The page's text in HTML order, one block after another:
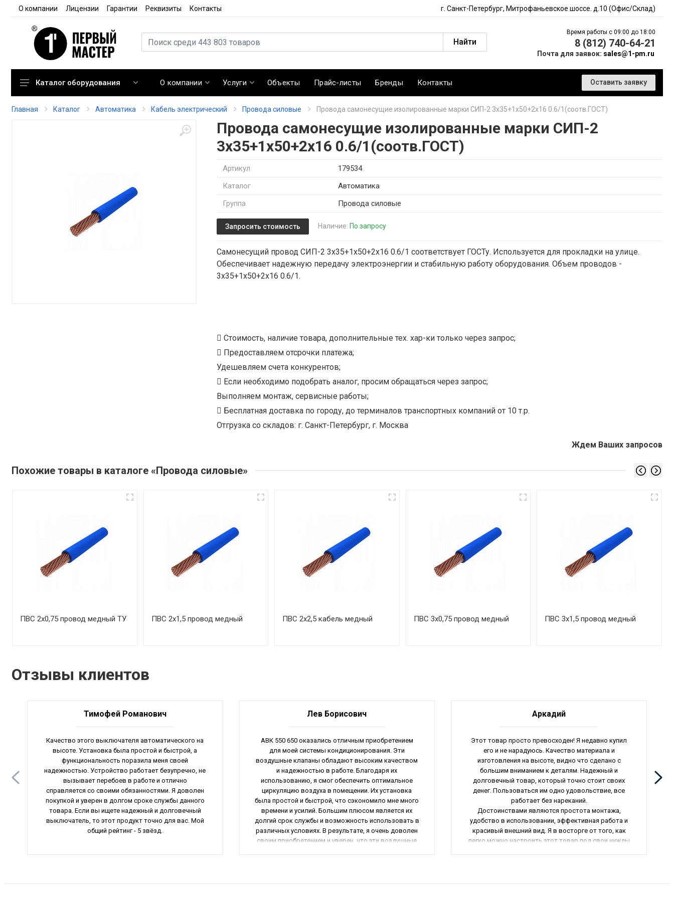
О компании Лицензии Гарантии Реквизиты Контакты г. Санкт-Петербург, Митрофаньевское шоссе. д.10 (Офис/Склад)
Найти
Время работы с 09:00 до 18:00
8 (812) 740-64-21
Почта для заявок: sales@1-pm.ru
Кондиционирование
Каталог оборудования О компании Услуги Объекты Прайс-листы Бренды Контакты Оставить заявку
Главная Каталог Автоматика Кабель электрический Провода силовые Провода самонесущие изолированные марки СИП-2 3х35+1х50+2х16 0.6/1(соотв.ГОСТ)
Провода самонесущие изолированные марки СИП-2
3х35+1х50+2х16 0.6/1(соотв.ГОСТ)
Артикул
179534
Каталог
Автоматика
Группа
Провода силовые
Запросить стоимость Наличие: По запросу
Самонесущий провод СИП-2 3х35+1х50+2х16 0.6/1 соответствует ГОСТу. Используется для прокладки на улице.
Обеспечивает надежную передачу электроэнергии и стабильную работу оборудования. Объем проводов -
3х35+1х50+2х16 0.6/1.
Стоимость, наличие товара, дополнительные тех. хар-ки только через запрос;
Предоставляем отсрочки платежа;
Удешевляем счета конкурентов;
Если необходимо подобрать аналог, просим обращаться через запрос;
Выполняем монтаж, сервисные работы;
Бесплатная доставка по городу, до терминалов транспортных компаний от 10 т.р.
Отгрузка со складов: г. Санкт-Петербург, г. Москва
Ждем Ваших запросов
Похожие товары в каталоге «Провода силовые»
ПВС 2х0,75 провод медный ТУ ПВС 2х1,5 провод медный ПВС 2х2,5 кабель медный ПВС 3х0,75 провод медный ПВС 3х1,5 провод медный
Отзывы клиентов
Тимофей Романович
Качество этого выключателя автоматического на
высоте. Установка была простой и быстрой, а
функциональность поразила меня своей
надежностью. Устройство работает безупречно, не
вызывает перебоев в работе и отлично
справляется со своими обязанностями. Я доволен
покупкой и уверен в долгом сроке службы данного
товара. Если вы ищете надежный и долговечный
выключатель, то этот продукт точно для вас. Мой
общий рейтинг - 5 звёзд.
Лев Борисович
АВК 550 650 оказались отличным приобретением
для моей системы кондиционирования. Эти
воздушные клапаны обладают высоким качеством
и надежностью в работе. Благодаря их
использованию, я смог обеспечить оптимальное
циркуляцию воздуха в помещении. Их установка
была простой и быстрой, что сэкономило мне много
времени и усилий. Большим плюсом является их
долгий срок службы и возможность использовать в
различных условиях. В результате, я очень доволен
своим приобретением и уверен, что эти воздушные
Аркадий
Этот товар просто превосходен! Я недавно купил
его и не нарадуюсь. Качество материала и
изготовления на высоте, видно что сделано с
большим вниманием к деталям. Надежный и
долговечный товар, который точно стоит своих
денег. Пользоваться им одно удовольствие, все
работает без нареканий.
Достоинствами являются простота монтажа,
удобство в использовании, эффективная работа и
красивый внешний вид. Я в восторге от того, как
легко можно настроить этот товар под свои нужды